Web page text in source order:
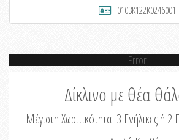
0103K122K0246001
Error
Δίκλινο με θέα
Μέγιστη Χωριτικότητα: 3 Ενήλικες ή 2